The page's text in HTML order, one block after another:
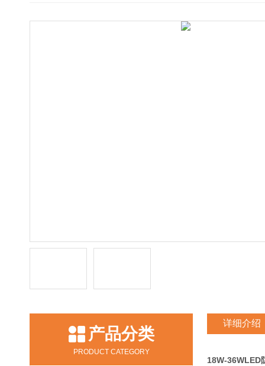
产品分类
PRODUCT CATEGORY
详细介绍
18W-36WLED